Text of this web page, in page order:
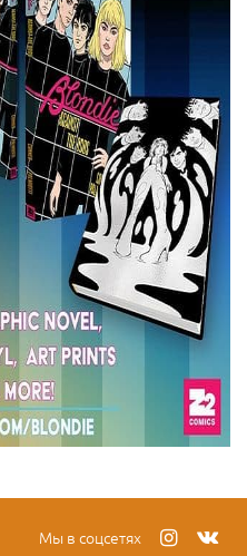
Мы в соцсетях